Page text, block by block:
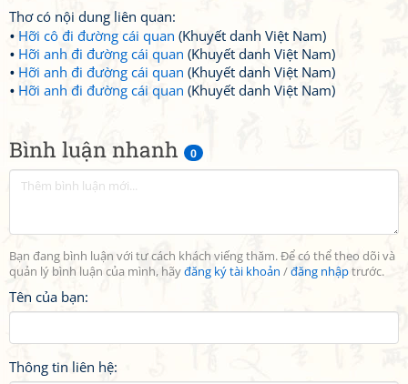
Bình luận nhanh 0
Bạn đang bình luận với tư cách khách viếng thăm. Để có thể theo dõi và
quản lý bình luận của mình, hãyđăng ký tài khoản /đăng nhậptrước.
Tên của bạn:
Thông tin liên hệ:
Thơ có nội dung liên quan:
Hỡi cô đi đường cái quan (Khuyết danh Việt Nam)
Hỡi anh đi đường cái quan (Khuyết danh Việt Nam)
Hỡi anh đi đường cái quan (Khuyết danh Việt Nam)
Hỡi anh đi đường cái quan (Khuyết danh Việt Nam)